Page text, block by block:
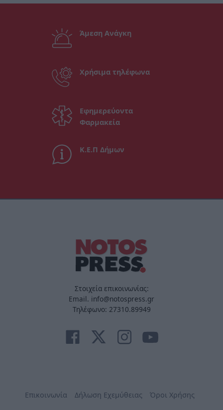
Άμεση Ανάγκη
Χρήσιμα τηλέφωνα
Εφημερεύοντα
Φαρμακεία
Κ.Ε.Π Δήμων
Στοιχεία επικοινωνίας:
Email. info@notospress.gr
Τηλέφωνο: 27310.89949
Επικοινωνία Δήλωση Εχεμύθειας Όροι Χρήσης